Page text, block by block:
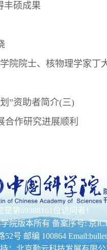
丰硕成果
院院士、核物理学家丁
”资助者简介(三)
合作研究进展顺利
是第69388161位访问者！
院版本所有 备案序号: 京
号 邮编 100864